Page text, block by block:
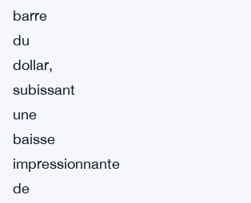
barre
du
dollar,
subissant
une
baisse
impressionnante
de